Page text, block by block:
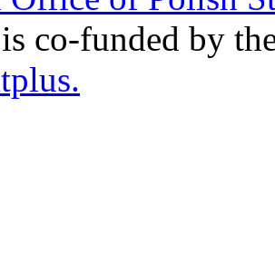
co-funded by